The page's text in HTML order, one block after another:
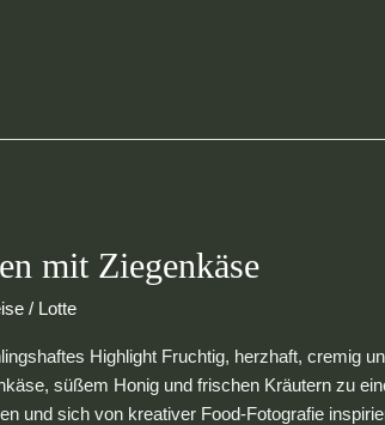
mit Ziegenkäse
/ Lotte
Highlight Fruchtig, herzhaft, cremig
süßem Honig und frischen Kräutern zu
und sich von kreativer Food-Fotografie